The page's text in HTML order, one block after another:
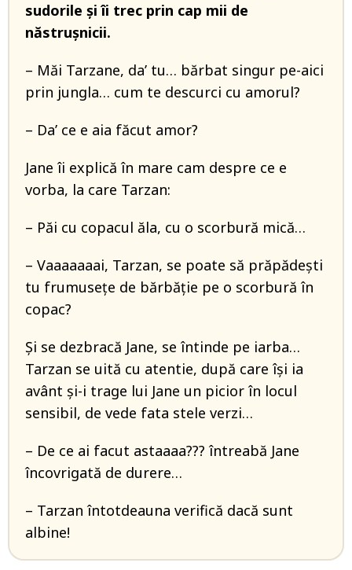
sudorile şi îi trec prin cap mii de
năstruşnicii.
– Măi Tarzane, da’ tu… bărbat singur pe-aici
prin jungla… cum te descurci cu amorul?
– Da’ ce e aia făcut amor?
Jane îi explică în mare cam despre ce e
vorba, la care Tarzan:
– Păi cu copacul ăla, cu o scorbură mică…
– Vaaaaaaai, Tarzan, se poate să prăpădeşti
tu frumuseţe de bărbăţie pe o scorbură în
copac?
Şi se dezbracă Jane, se întinde pe iarba…
Tarzan se uită cu atentie, după care îşi ia
avânt şi-i trage lui Jane un picior în locul
sensibil, de vede fata stele verzi…
– De ce ai facut astaaaa??? întreabă Jane
încovrigată de durere…
– Tarzan întotdeauna verifică dacă sunt
albine!